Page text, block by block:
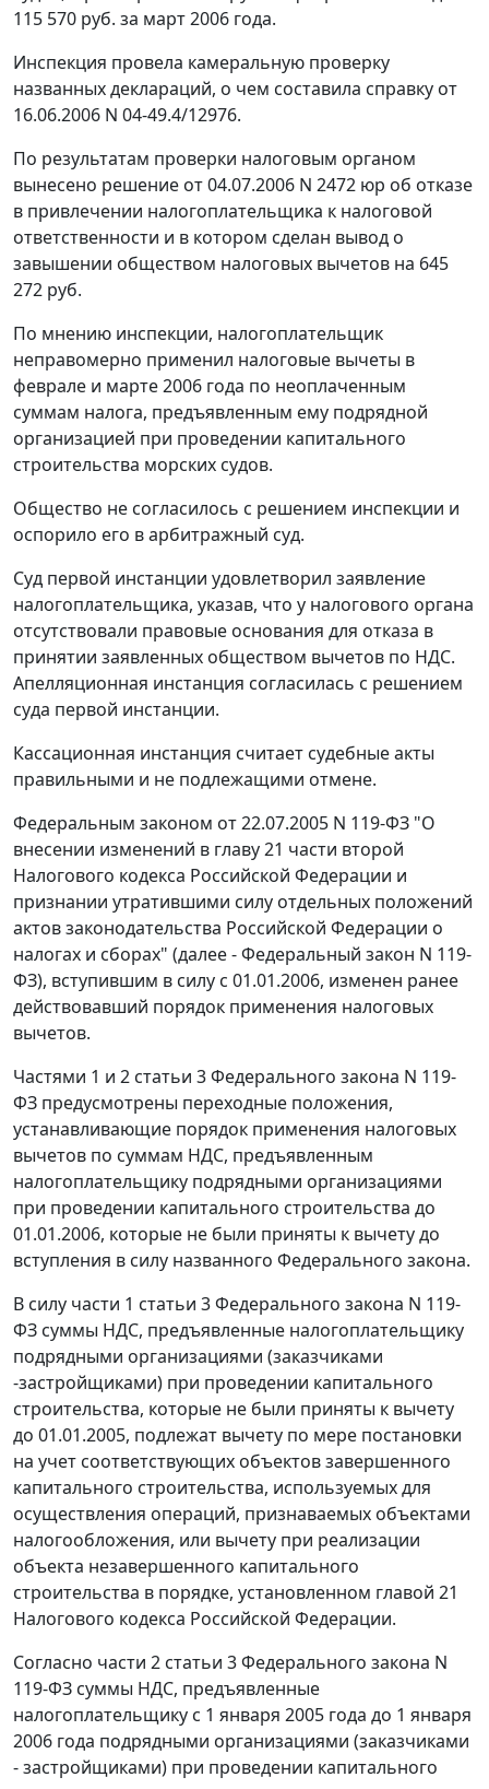
115 570 руб. за март 2006 года.
Инспекция провела камеральную проверку
названных деклараций, о чем составила справку от
16.06.2006 N 04-49.4/12976.
По результатам проверки налоговым органом
вынесено решение от 04.07.2006 N 2472 юр об отказе
в привлечении налогоплательщика к налоговой
ответственности и в котором сделан вывод о
завышении обществом налоговых вычетов на 645
272 руб.
По мнению инспекции, налогоплательщик
неправомерно применил налоговые вычеты в
феврале и марте 2006 года по неоплаченным
суммам налога, предъявленным ему подрядной
организацией при проведении капитального
строительства морских судов.
Общество не согласилось с решением инспекции и
оспорило его в арбитражный суд.
Суд первой инстанции удовлетворил заявление
налогоплательщика, указав, что у налогового органа
отсутствовали правовые основания для отказа в
принятии заявленных обществом вычетов по НДС.
Апелляционная инстанция согласилась с решением
суда первой инстанции.
Кассационная инстанция считает судебные акты
правильными и не подлежащими отмене.
Федеральным законом от 22.07.2005 N 119-ФЗ "О
внесении изменений в главу 21 части второй
Налогового кодекса Российской Федерации и
признании утратившими силу отдельных положений
актов законодательства Российской Федерации о
налогах и сборах" (далее - Федеральный закон N 119-
ФЗ), вступившим в силу с 01.01.2006, изменен ранее
действовавший порядок применения налоговых
вычетов.
Частями 1 и 2 статьи 3Федерального закона N 119-
ФЗ предусмотрены переходные положения,
устанавливающие порядок применения налоговых
вычетов по суммам НДС, предъявленным
налогоплательщику подрядными организациями
при проведении капитального строительства до
01.01.2006, которые не были приняты к вычету до
вступления в силу названного Федерального закона.
В силу части 1 статьи 3Федерального закона N 119-
ФЗ суммы НДС, предъявленные налогоплательщику
подрядными организациями (заказчиками
-застройщиками) при проведении капитального
строительства, которые не были приняты к вычету
до 01.01.2005, подлежат вычету по мере постановки
на учет соответствующих объектов завершенного
капитального строительства, используемых для
осуществления операций, признаваемых объектами
налогообложения, или вычету при реализации
объекта незавершенного капитального
строительства в порядке, установленном главой 21
Налогового кодекса Российской Федерации.
Согласно части 2 статьи 3Федерального закона N
119-ФЗ суммы НДС, предъявленные
налогоплательщику с 1 января 2005 года до 1 января
2006 года подрядными организациями (заказчиками
- застройщиками) при проведении капитального